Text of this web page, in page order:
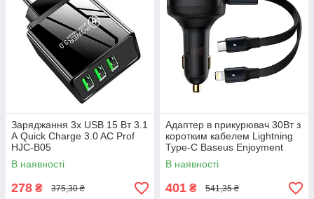
Заряджання 3x USB 15 Вт 3.1
А Quick Charge 3.0 AC Prof
HJC-B05
В наявності
278 ₴ 375,30 ₴
Адаптер в прикурювач 30Вт з
коротким кабелем Lightning
Type-C Baseus Enjoyment
CGTX000001
В наявності
401 ₴ 541,35 ₴